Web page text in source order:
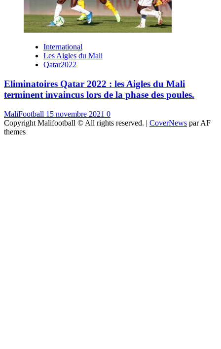
International
Les Aigles du Mali
Qatar2022
Eliminatoires Qatar 2022 : les Aigles du Mali
terminent invaincus lors de la phase des poules.
MaliFootball 15 novembre 2021 0
Copyright Malifootball © All rights reserved. | CoverNews par AF
themes